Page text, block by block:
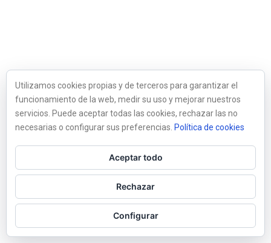
Utilizamos cookies propias y de terceros para garantizar el
funcionamiento de la web, medir su uso y mejorar nuestros
servicios. Puede aceptar todas las cookies, rechazar las no
necesarias o configurar sus preferencias. Política de cookies
Aceptar todo
Rechazar
Configurar